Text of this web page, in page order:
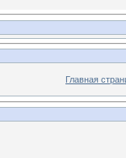
Главная